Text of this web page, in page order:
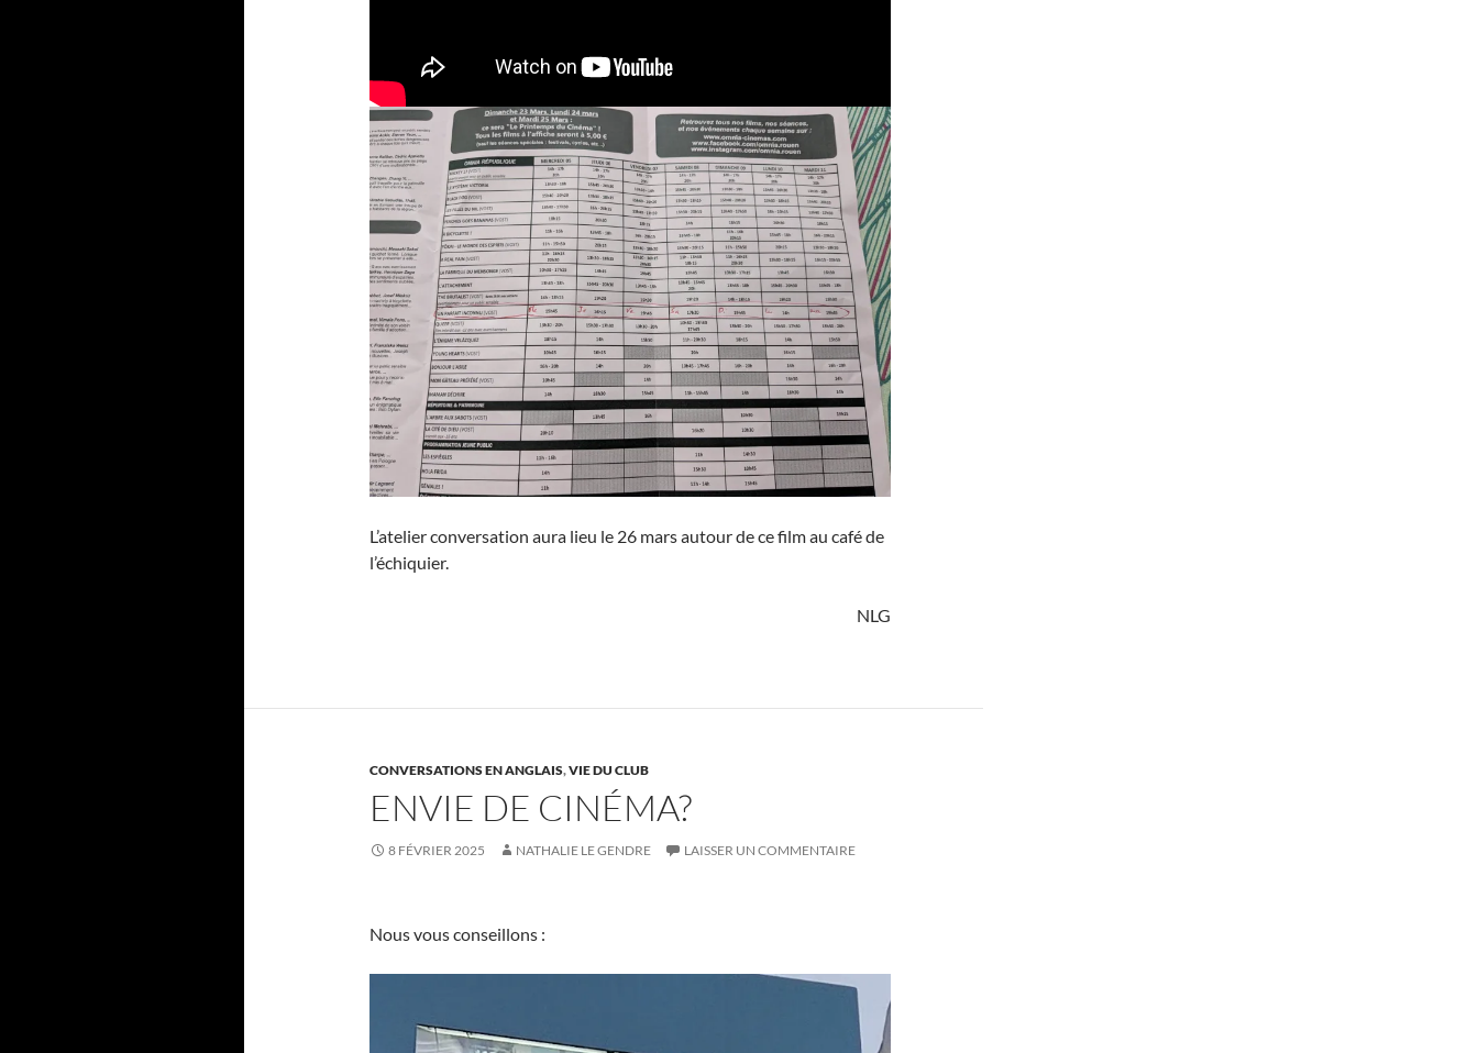
L’atelier conversation aura lieu le 26 mars autour de ce film au café de
l’échiquier.
NLG
CONVERSATIONS EN ANGLAIS,VIE DU CLUB
ENVIE DE CINÉMA?
8 FÉVRIER 2025 NATHALIE LE GENDRE LAISSER UN COMMENTAIRE
Nous vous conseillons :